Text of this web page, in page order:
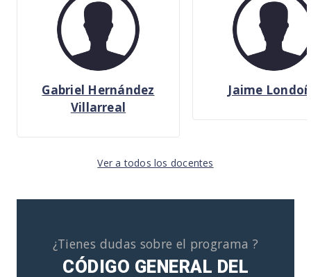
Gabriel Hernández
Villarreal
Jaime
Ver a todos los docentes
¿Tienes dudas sobre el programa ?
CÓDIGO GENERAL DEL